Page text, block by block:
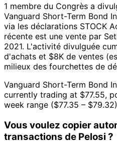
1 membre du Congrès a
Vanguard Short-Term Bond
via les déclarations STOCK
récente est une vente par
2021. L'activité divulguée
d'achats et $8K de ventes
milieux des fourchettes de
Vanguard Short-Term Bond
currently trading at $77.55,
week range ($77.35 –
Vous voulez copier
transactions de Pelosi ?